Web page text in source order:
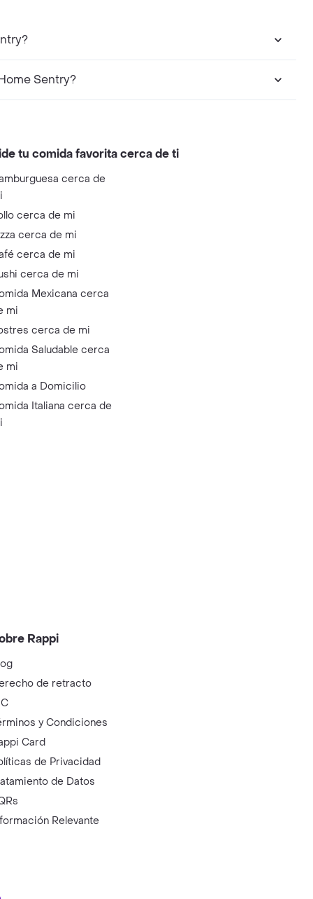
Sentry?
tu comida favorita cerca de ti
cerca de
cerca de mi
cerca de mi
cerca de mi
cerca de mi
Mexicana cerca
mi
cerca de mi
Saludable cerca
mi
a Domicilio
Italiana cerca de
Rappi
de retracto
y Condiciones
Card
de Privacidad
de Datos
Relevante